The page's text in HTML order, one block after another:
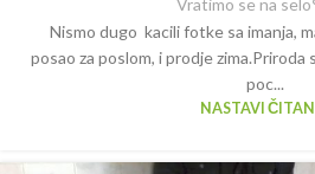
Vratimo se na selo
Nismo dugo kacili fotke sa imanja,
posao za poslom, i prodje zima.Priroda
poc...
NASTAVI